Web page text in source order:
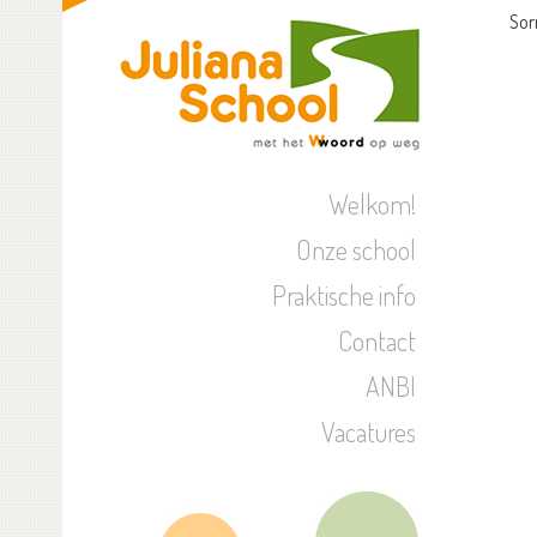
Welkom!
Onze school
Praktische info
Contact
ANBI
Vacatures